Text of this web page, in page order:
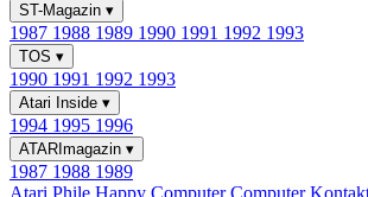
ST-Magazin ▾
1987 1988 1989 1990 1991 1992 1993
TOS ▾
1990 1991 1992 1993
Atari Inside ▾
1994 1995 1996
ATARImagazin ▾
1987 1988 1989
Atari Phile Happy ComputerComputer